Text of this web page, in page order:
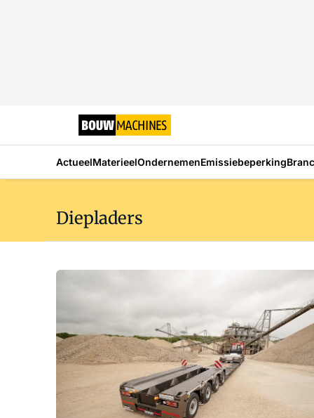
ActueelMaterieelOndernemenEmissiebeperking
Diepladers